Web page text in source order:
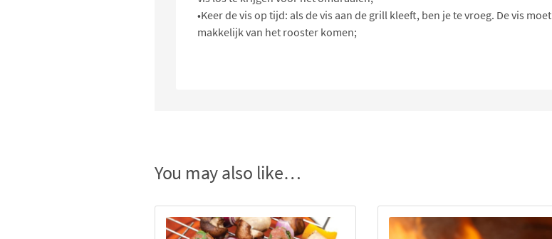
•Keer de vis op tijd: als de vis aan de grill kleeft, ben je te vroeg. De vis moet
makkelijk van het rooster komen;
You may also like…